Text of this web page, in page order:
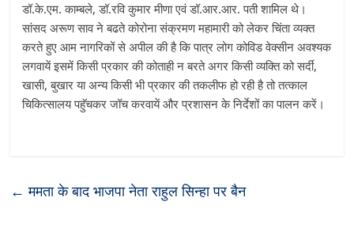
डॉ.के.एम. काम्बले, डॉ.रवि कुमार मीणा एवं डॉ.आर.आर. पती शामिल थे।
सांसद अरूण साव ने बढते कोरोना संक्रमण महामारी को लेकर चिंता व्यक्त
करते हुए आम नागरिकों से अपील की है कि पात्र लोग कोविड वेक्सीन अवश्यक
लगवायें इसमें किसी प्रकार की कोताही न बरते अगर किसी व्यक्ति को सर्दी,
खासी, बुखार या अन्य किसी भी प्रकार की तकलीफ हो रही है तो तत्काल
चिकित्सालय पहुॅचकर जॉच करवायें और प्रशासन के निर्देशों का पालन करें।
← ममता के बाद भाजपा नेता राहुल सिन्हा पर बैन